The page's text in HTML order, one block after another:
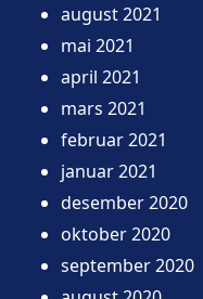
august 2021
mai 2021
april 2021
mars 2021
februar 2021
januar 2021
desember 2020
oktober 2020
september 2020